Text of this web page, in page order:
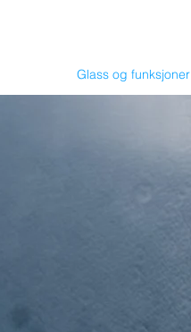
Glass og funksjoner